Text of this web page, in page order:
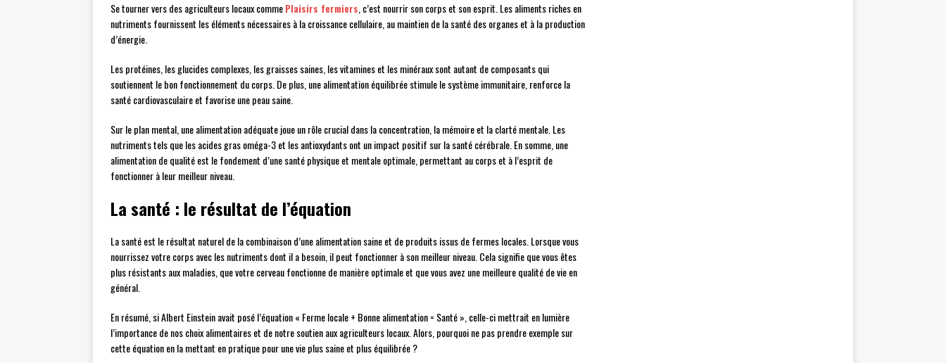
Se tourner vers des agriculteurs locaux commePlaisirs fermiers , c’est nourrir son corps et son esprit. Les aliments riches en
nutriments fournissent les éléments nécessaires à la croissance cellulaire, au maintien de la santé des organes et à la production
d’énergie.
Les protéines, les glucides complexes, les graisses saines, les vitamines et les minéraux sont autant de composants qui
soutiennent le bon fonctionnement du corps. De plus, une alimentation équilibrée stimule le système immunitaire, renforce la
santé cardiovasculaire et favorise une peau saine.
Sur le plan mental, une alimentation adéquate joue un rôle crucial dans la concentration, la mémoire et la clarté mentale. Les
nutriments tels que les acides gras oméga-3 et les antioxydants ont un impact positif sur la santé cérébrale. En somme, une
alimentation de qualité est le fondement d’une santé physique et mentale optimale, permettant au corps et à l’esprit de
fonctionner à leur meilleur niveau.
La santé : le résultat de l’équation
La santé est le résultat naturel de la combinaison d’une alimentation saine et de produits issus de fermes locales. Lorsque vous
nourrissez votre corps avec les nutriments dont il a besoin, il peut fonctionner à son meilleur niveau. Cela signifie que vous êtes
plus résistants aux maladies, que votre cerveau fonctionne de manière optimale et que vous avez une meilleure qualité de vie en
général.
En résumé, si Albert Einstein avait posé l’équation « Ferme locale + Bonne alimentation = Santé », celle-ci mettrait en lumière
l’importance de nos choix alimentaires et de notre soutien aux agriculteurs locaux. Alors, pourquoi ne pas prendre exemple sur
cette équation en la mettant en pratique pour une vie plus saine et plus équilibrée ?